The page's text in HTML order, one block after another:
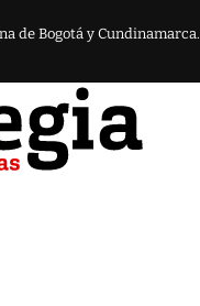
de Bogotá y Cundinamarca.